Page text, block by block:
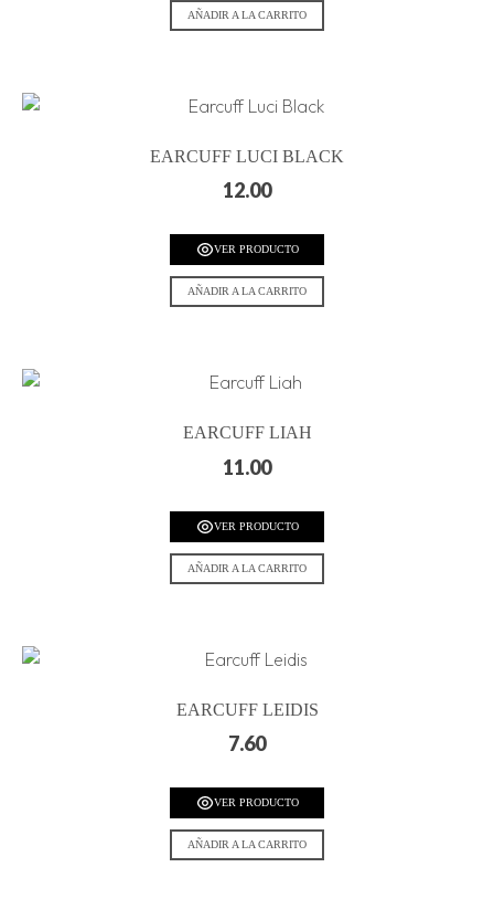
AÑADIR A LA CARRITO
EARCUFF LUCI BLACK
12.00
VER PRODUCTO
AÑADIR A LA CARRITO
EARCUFF LIAH
11.00
VER PRODUCTO
AÑADIR A LA CARRITO
EARCUFF LEIDIS
7.60
VER PRODUCTO
AÑADIR A LA CARRITO